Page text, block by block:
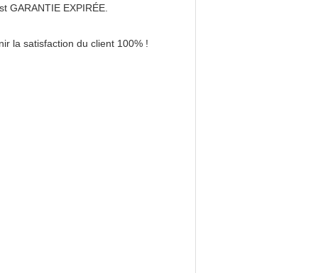
GARANTIE EXPIRÉE.
la satisfaction du client 100% !